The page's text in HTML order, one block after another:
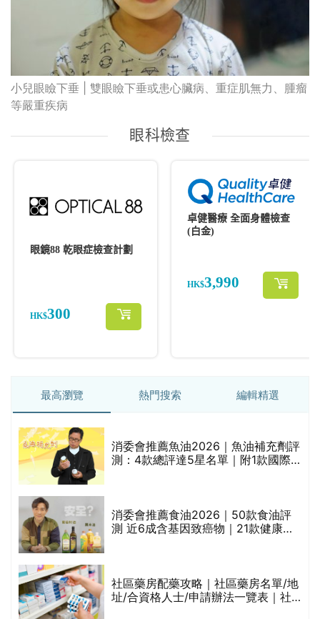
小兒眼瞼下垂 | 雙眼瞼下垂或患心臟病、重症肌無力、腫瘤
等嚴重疾病
最高瀏覽 熱門搜索 編輯精選
消委會推薦魚油2026｜魚油補充劑評
測：4款總評達5星名單｜附1款國際
消委會推薦食油2026｜50款食油評
測 近6成含基因致癌物｜21款健康煮
社區藥房配藥攻略｜社區藥房名單/地
址/合資格人士/申請辦法一覽表｜社